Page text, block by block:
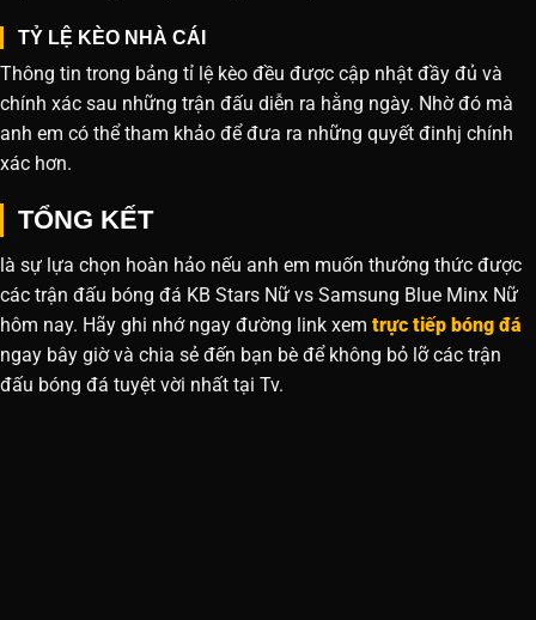
TỶ LỆ KÈO NHÀ CÁI
Thông tin trong bảng tỉ lệ kèo đều được cập nhật đầy đủ và
chính xác sau những trận đấu diễn ra hằng ngày. Nhờ đó mà
anh em có thể tham khảo để đưa ra những quyết đinhj chính
xác hơn.
TỔNG KẾT
là sự lựa chọn hoàn hảo nếu anh em muốn thưởng thức được
các trận đấu bóng đá KB Stars Nữ vs Samsung Blue Minx Nữ
hôm nay. Hãy ghi nhớ ngay đường link xem trực tiếp bóng đá
ngay bây giờ và chia sẻ đến bạn bè để không bỏ lỡ các trận
đấu bóng đá tuyệt vời nhất tại Tv.